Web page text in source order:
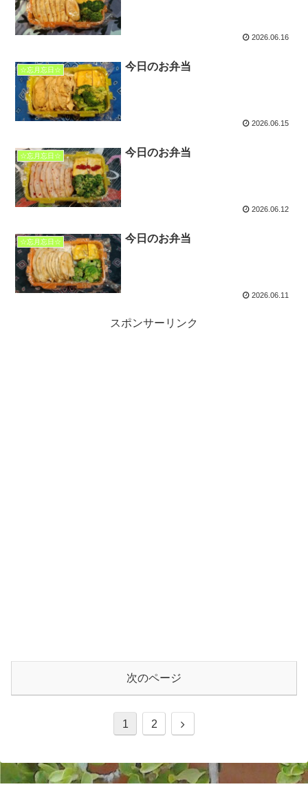
2026.06.16
☆忘月忘日☆ 今日のお弁当
2026.06.15
☆忘月忘日☆ 今日のお弁当
2026.06.12
☆忘月忘日☆ 今日のお弁当
2026.06.11
スポンサーリンク
次のページ
1 2